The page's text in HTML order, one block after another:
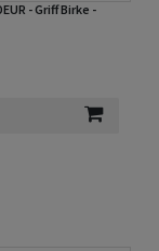
- Griff Birke -